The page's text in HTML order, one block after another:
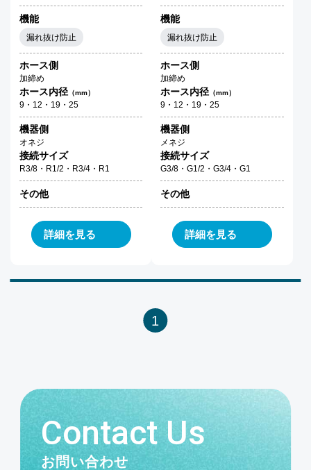
機能
漏れ抜け防止
ホース側
加締め
ホース内径（mm）
9・12・19・25
機器側
オネジ
接続サイズ
R3/8・R1/2・R3/4・R1
その他
詳細を見る
機能
漏れ抜け防止
ホース側
加締め
ホース内径（mm）
9・12・19・25
機器側
メネジ
接続サイズ
G3/8・G1/2・G3/4・G1
その他
詳細を見る
1
Contact Us
お問い合わせ